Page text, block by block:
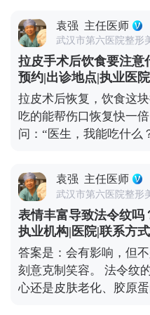
又怕留痕的朋友。不管
多问两句，看看和自己
复周期问清楚，再做决
合提升术的问题，可以
家号、小红薯）预约面诊
便宜，但效果维持时间
还容易出现皮肉分离、
题，后期修复反而要花
术，是个精细活。需要
同层次做精准剥离、复
对医生的技术和经验要
但这种手术的效果更自
8-10年，从长期来看反
美需求设计方案，而不
了图便宜，而是为了让
医生，做一个适合自己
的投资。 想知道更多关
可以去官方媒体平台（
约面诊，详细了解。
袁强 主任医师
武汉市第六医院整形
拉皮手术后饮食要注意
预约|出诊地点|执业医
拉皮术后恢复，饮食这
吃的能帮伤口恢复快一
问：“医生，我能吃什么
食物为主，比如小米粥
些食物不会给肠胃添负
要避开辛辣、刺激、油
辣椒这些，容易刺激血
引发炎症。 另外要重点
维生素C。蛋白质是组
鸡肉、豆制品、牛奶都
胶原蛋白合成，帮助皮
袁强 主任医师
武汉市第六医院整形
表情丰富导致法令纹吗
执业机构|医院|联系方式
答案是：会有影响，但
刻意克制笑容。 法令纹
心还是皮肤老化、胶原